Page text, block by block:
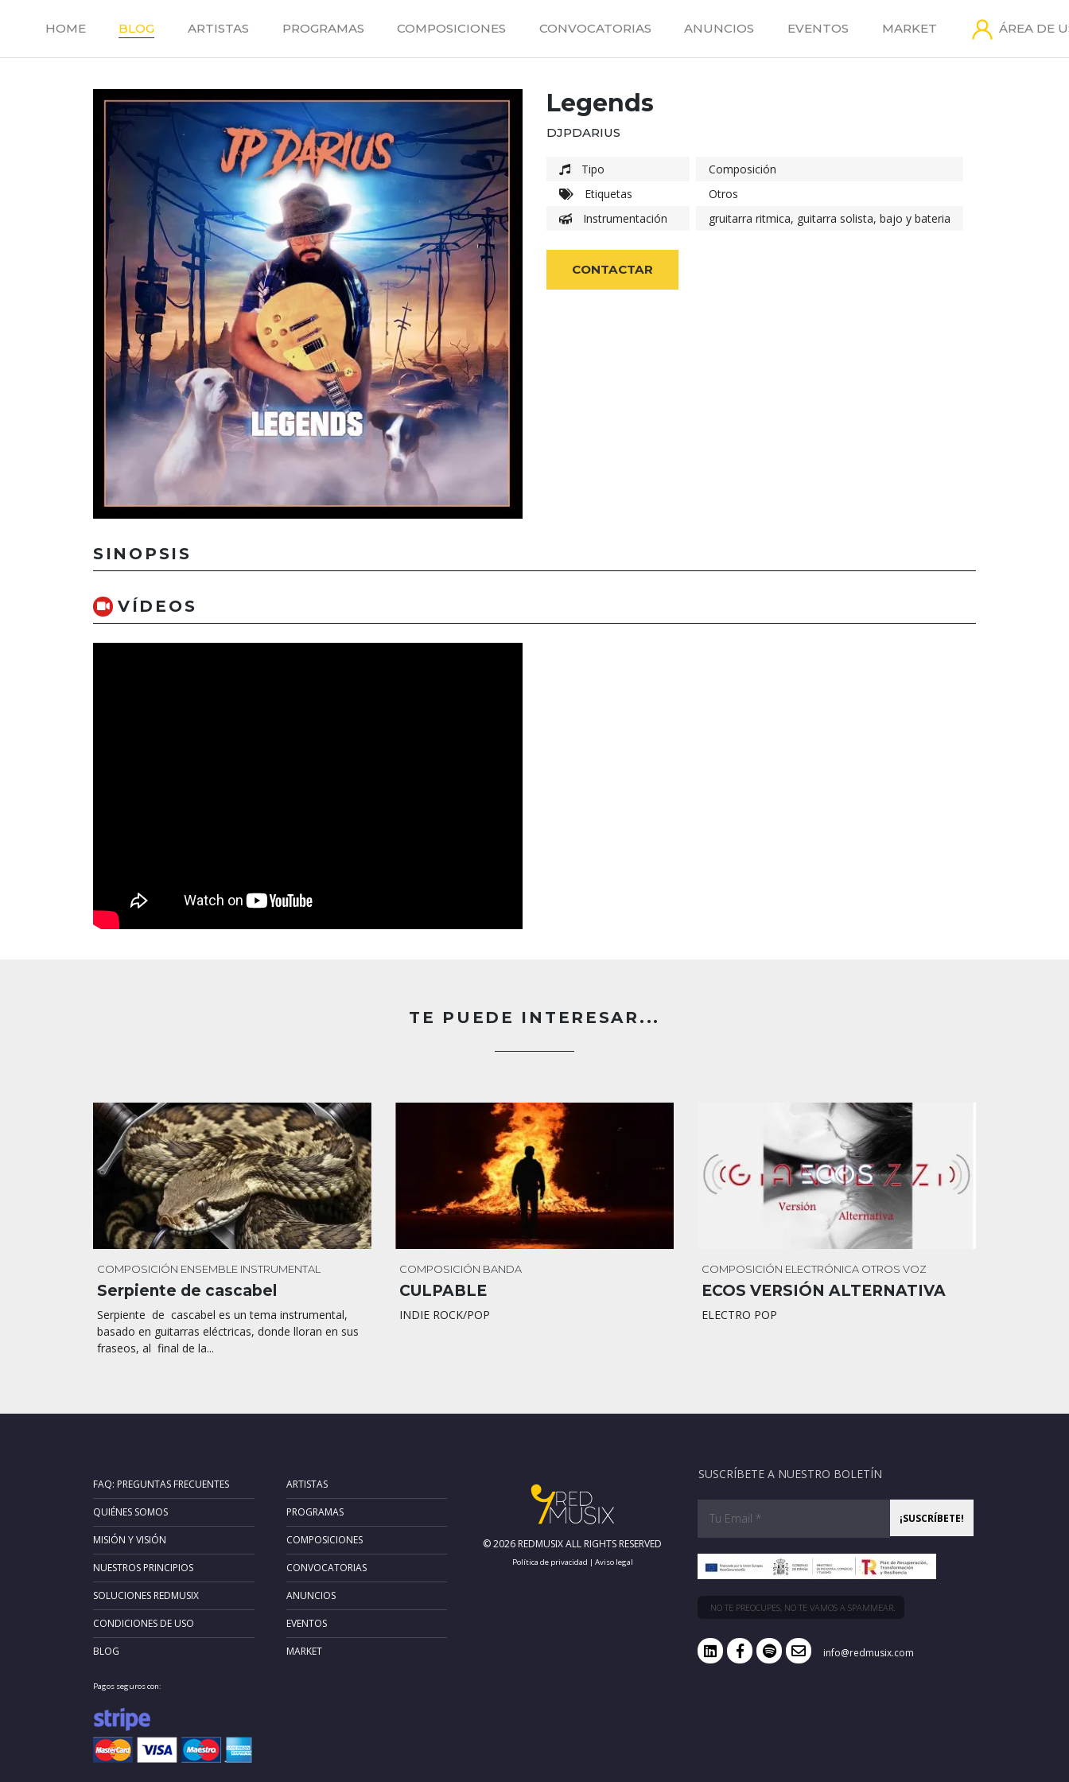
HOME BLOG ARTISTAS PROGRAMAS COMPOSICIONES CONVOCATORIAS ANUNCIOS EVENTOS MARKET ÁREA DE
Legends
DJPDARIUS
Tipo
Composición
Etiquetas
Otros
Instrumentación
gruitarra ritmica, guitarra solista, bajo y bateria
CONTACTAR
SINOPSIS
VÍDEOS
TE PUEDE INTERESAR...
COMPOSICIÓN ENSEMBLE INSTRUMENTAL
Serpiente de cascabel
Serpiente de cascabel es un tema instrumental,
basado en guitarras eléctricas, donde lloran en sus
fraseos, al final de la...
COMPOSICIÓN BANDA
CULPABLE
INDIE ROCK/POP
COMPOSICIÓN ELECTRÓNICA OTROS VOZ
ECOS VERSIÓN ALTERNATIVA
ELECTRO POP
FAQ: PREGUNTAS FRECUENTES
QUIÉNES SOMOS
MISIÓN Y VISIÓN
NUESTROS PRINCIPIOS
SOLUCIONES REDMUSIX
CONDICIONES DE USO
BLOG
ARTISTAS
PROGRAMAS
COMPOSICIONES
CONVOCATORIAS
ANUNCIOS
EVENTOS
MARKET
Pagos seguros con:
© 2026 REDMUSIX ALL RIGHTS RESERVED
Política de privacidad | Aviso legal
SUSCRÍBETE A NUESTRO BOLETÍN
NO TE PREOCUPES, NO TE VAMOS A SPAMMEAR.
info@redmusix.com